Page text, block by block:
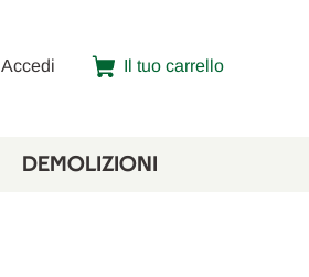
Accedi Il tuo carrello
DEMOLIZIONI